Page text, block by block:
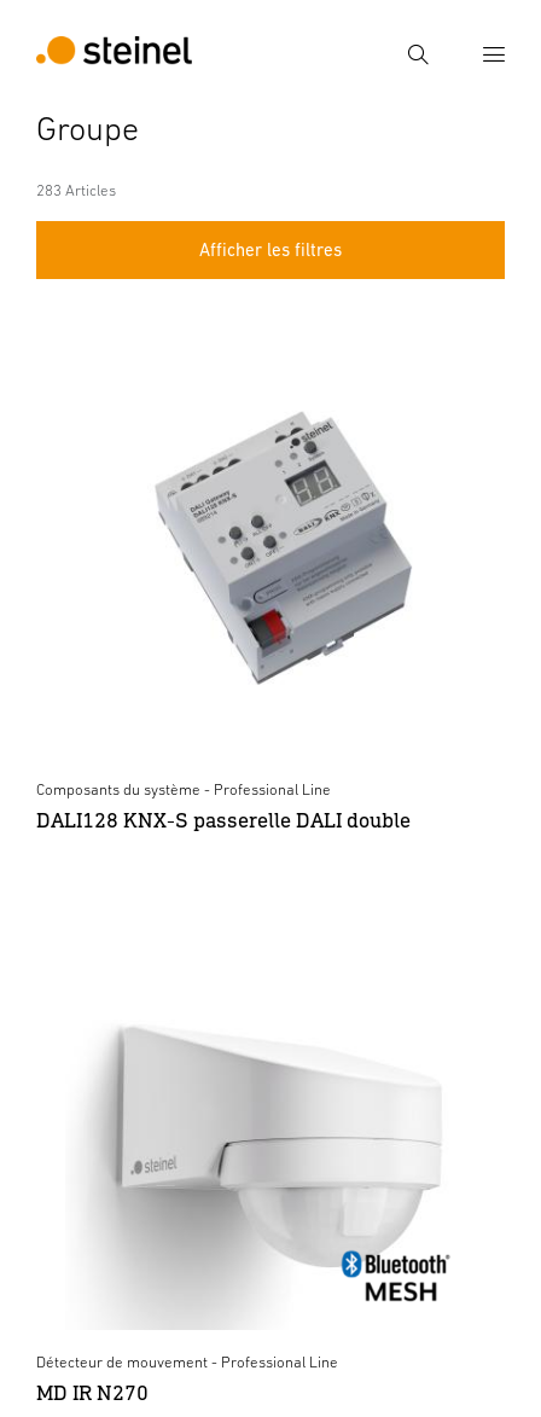
Recherche
Groupe
283 Articles
Afficher les filtres
Composants du système - Professional Line
DALI128 KNX-S passerelle DALI double
Détecteur de mouvement - Professional Line
MD IR N270